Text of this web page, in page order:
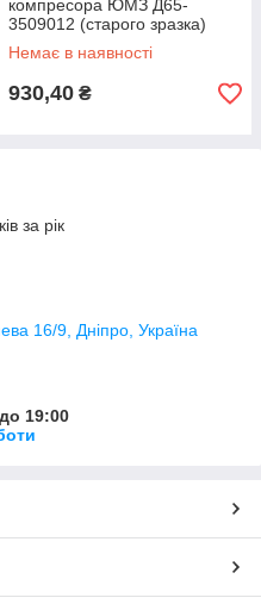
компресора ЮМЗ Д65-
3509012 (старого зразка)
Немає в наявності
930,40 ₴
за рік
16/9, Дніпро, Україна
19:00